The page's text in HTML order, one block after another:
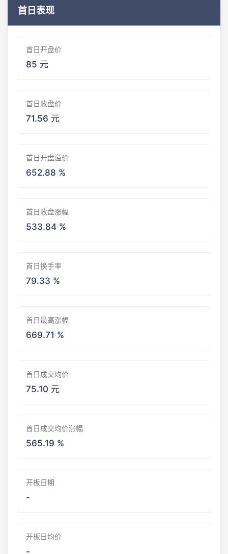
首日表现
首日开盘价
85 元
首日收盘价
71.56 元
首日开盘溢价
652.88 %
首日收盘涨幅
533.84 %
首日换手率
79.33 %
首日最高涨幅
669.71 %
首日成交均价
75.10 元
首日成交均价涨幅
565.19 %
开板日期
-
开板日均价
-